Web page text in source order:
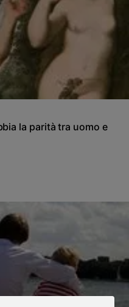
la parità tra uomo e